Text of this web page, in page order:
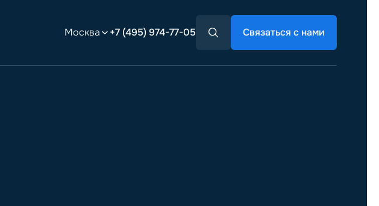
Москва +7 (495) 974-77-05 Связаться с нами